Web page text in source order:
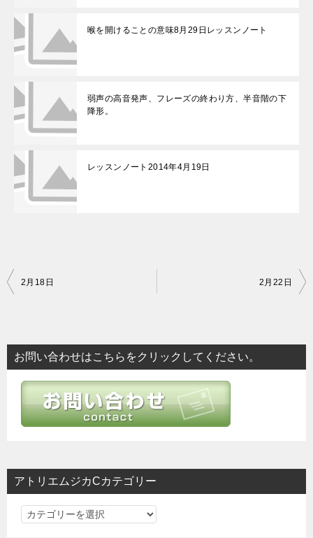
喉を開けることの意味8月29日レッスンノート
弱声の高音発声、フレーズの終わり方、半音階の下
降形。
レッスンノート2014年4月19日
投
ビ
ゲ
2月18日 2月22日
お問い合わせはこちらをクリックしてください。
アトリエムジカCカテゴリー
ア